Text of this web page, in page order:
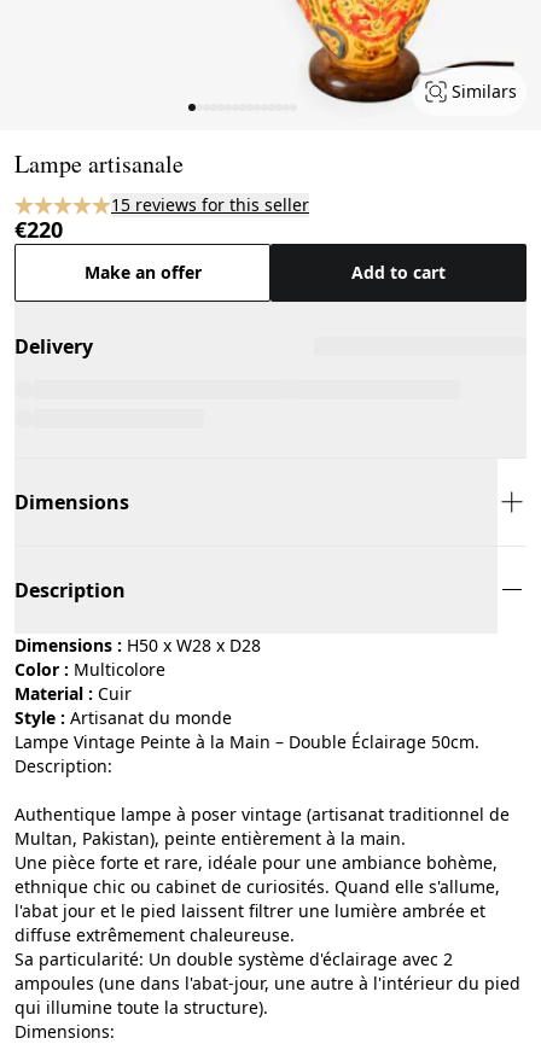
Similars
Lampe artisanale
15 reviews for this seller
€220
Make an offer Add to cart
Delivery
Dimensions
Description
Dimensions : H50 x W28 x D28
Color :
multicolore
Material :
cuir
Style :
artisanat du monde
Lampe Vintage Peinte à la Main – Double Éclairage 50cm.
​Description:
Authentique lampe à poser vintage (artisanat traditionnel de
Multan, Pakistan), peinte entièrement à la main.
​Une pièce forte et rare, idéale pour une ambiance bohème,
ethnique chic ou cabinet de curiosités. Quand elle s'allume,
l'abat jour et le pied laissent filtrer une lumière ambrée et
diffuse extrêmement chaleureuse.
​Sa particularité: Un double système d'éclairage avec 2
ampoules (une dans l'abat-jour, une autre à l'intérieur du pied
qui illumine toute la structure).
​Dimensions: